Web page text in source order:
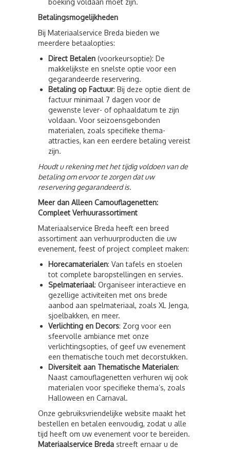
boeking voldaan moet zijn.
Betalingsmogelijkheden
Bij Materiaalservice Breda bieden we
meerdere betaalopties:
Direct Betalen (voorkeursoptie): De
makkelijkste en snelste optie voor een
gegarandeerde reservering.
Betaling op Factuur: Bij deze optie dient de
factuur minimaal 7 dagen voor de
gewenste lever- of ophaaldatum te zijn
voldaan. Voor seizoensgebonden
materialen, zoals specifieke thema-
attracties, kan een eerdere betaling vereist
zijn.
Houdt u rekening met het tijdig voldoen van de
betaling om ervoor te zorgen dat uw
reservering gegarandeerd is.
Meer dan Alleen Camouflagenetten:
Compleet Verhuurassortiment
Materiaalservice Breda heeft een breed
assortiment aan verhuurproducten die uw
evenement, feest of project compleet maken:
Horecamaterialen: Van tafels en stoelen
tot complete baropstellingen en servies.
Spelmateriaal: Organiseer interactieve en
gezellige activiteiten met ons brede
aanbod aan spelmateriaal, zoals XL Jenga,
sjoelbakken, en meer.
Verlichting en Decors: Zorg voor een
sfeervolle ambiance met onze
verlichtingsopties, of geef uw evenement
een thematische touch met decorstukken.
Diversiteit aan Thematische Materialen:
Naast camouflagenetten verhuren wij ook
materialen voor specifieke thema’s, zoals
Halloween en Carnaval.
Onze gebruiksvriendelijke website maakt het
bestellen en betalen eenvoudig, zodat u alle
tijd heeft om uw evenement voor te bereiden.
Materiaalservice Breda streeft ernaar u de